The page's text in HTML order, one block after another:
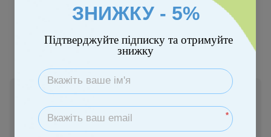
Немає в наявності
Ціну уточнюйте
ЗНИЖКУ - 5%
Підтверджуйте підписку та отримуйте
знижку
*